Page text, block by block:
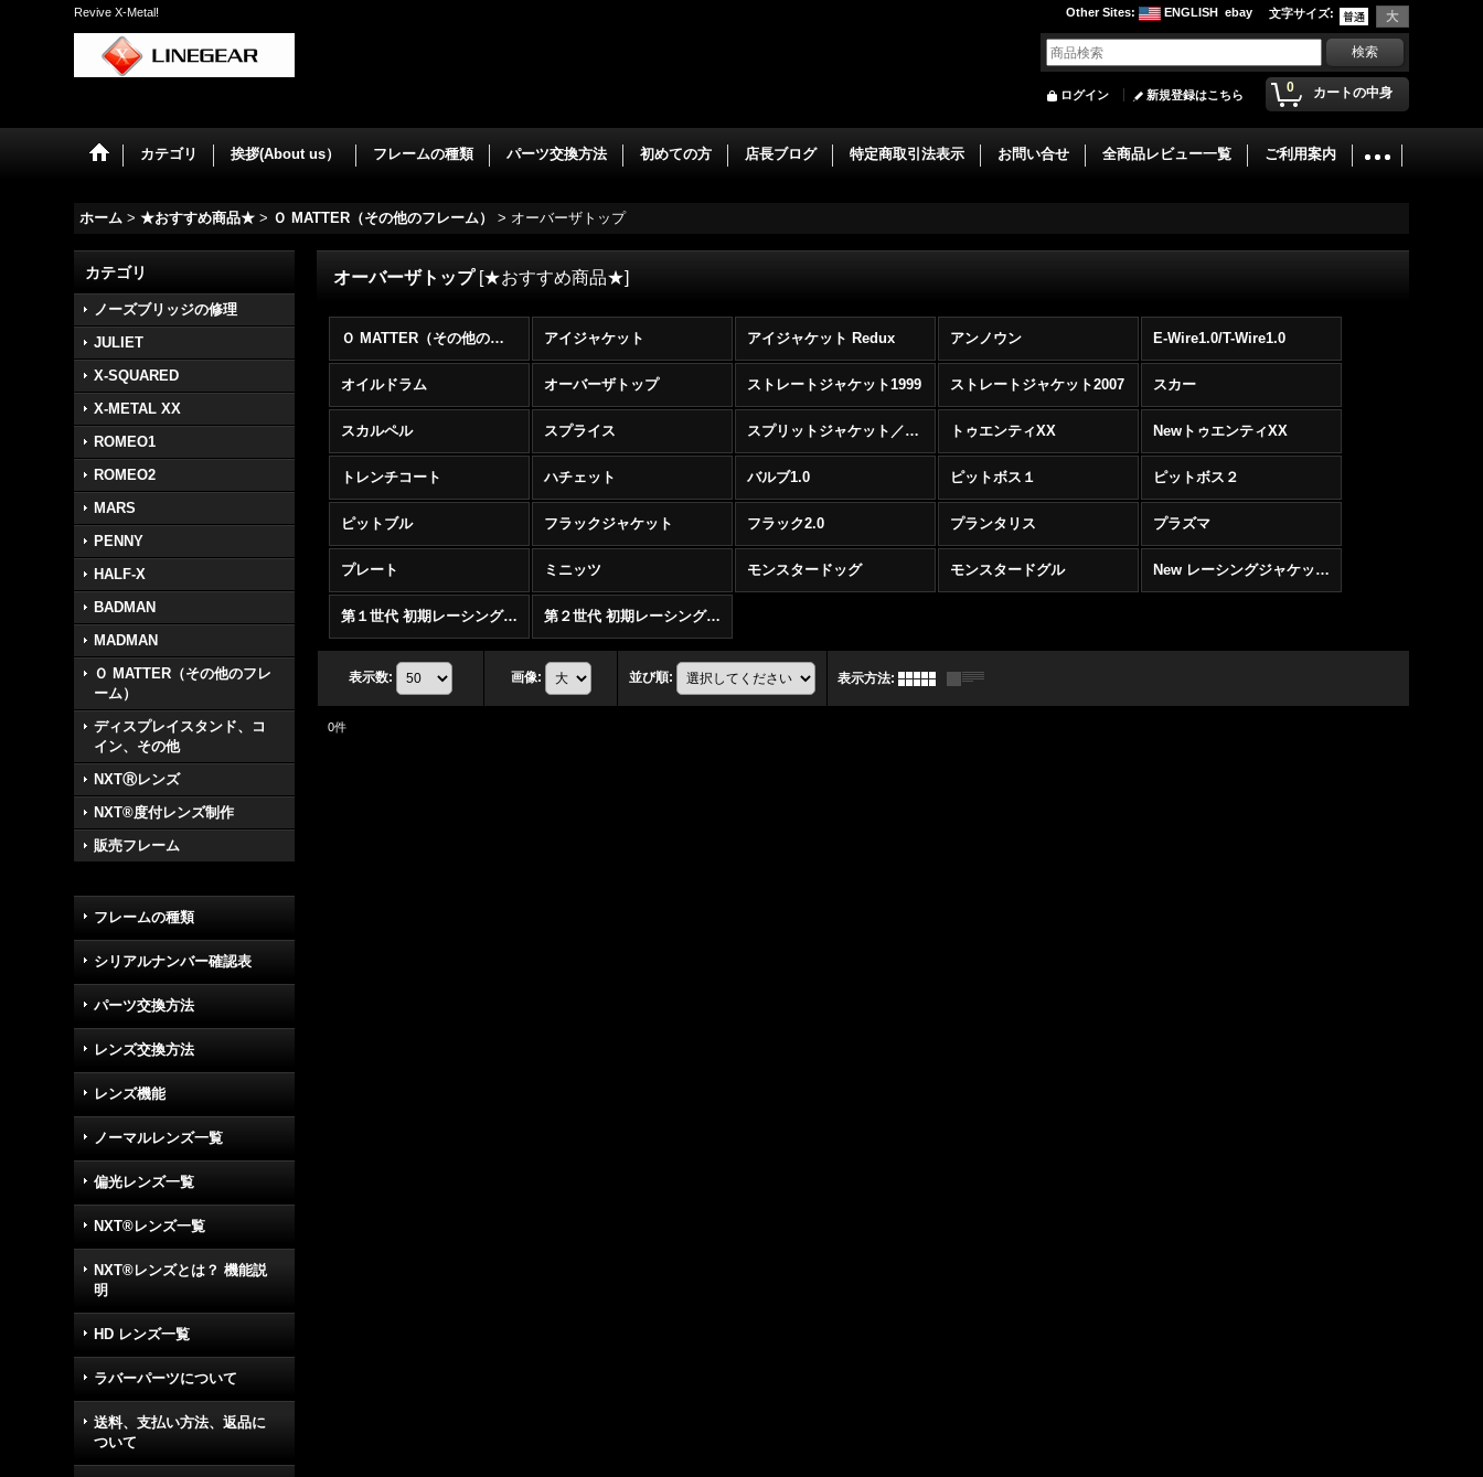
Revive X-Metal! 文字サイズ:
Other Sites: ENGLISH ebay
0 カートの中身
ログイン 新規登録はこちら
カテゴリ 挨拶(About us） フレームの種類 パーツ交換方法 初めての方 店長ブログ 特定商取引法表示 お問い合せ 全商品レビュー一覧 ご利用案内
ホーム > ★おすすめ商品★ > Ｏ MATTER（その他のフレーム） > オーバーザトップ
カテゴリ
ノーズブリッジの修理
JULIET
X-SQUARED
X-METAL XX
ROMEO1
ROMEO2
MARS
PENNY
HALF-X
BADMAN
MADMAN
Ｏ MATTER（その他のフレ
ーム）
ディスプレイスタンド、コ
イン、その他
NXTⓇレンズ
NXT®度付レンズ制作
販売フレーム
フレームの種類
シリアルナンバー確認表
パーツ交換方法
レンズ交換方法
レンズ機能
ノーマルレンズ一覧
偏光レンズ一覧
NXT®レンズ一覧
NXT®レンズとは？ 機能説
明
HD レンズ一覧
ラバーパーツについて
送料、支払い方法、返品に
ついて
オーバーザトップ [★おすすめ商品★]
Ｏ MATTER（その他のフレーム） (全商品) アイジャケット アイジャケット Redux アンノウン E-Wire1.0/T-Wire1.0
オイルドラム オーバーザトップ ストレートジャケット1999 ストレートジャケット2007 スカー
スカルペル スプライス スプリットジャケット／ウィンドジャケット トゥエンティXX NewトゥエンティXX
トレンチコート ハチェット バルブ1.0 ピットボス１ ピットボス２
ピットブル フラックジャケット フラック2.0 プランタリス プラズマ
プレート ミニッツ モンスタードッグ モンスタードグル New レーシングジャケット／ジョウボーン
第１世代 初期レーシングジャケット 第２世代 初期レーシングジャケット／ウォータージャケット
表示数: 画像: 並び順: 表示方法:
0件